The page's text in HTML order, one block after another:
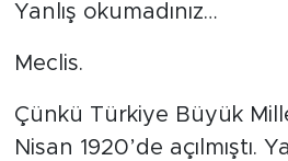
Yanlış okumadınız…
Meclis.
Çünkü Türkiye Büyük
Nisan 1920’de açılmıştı.